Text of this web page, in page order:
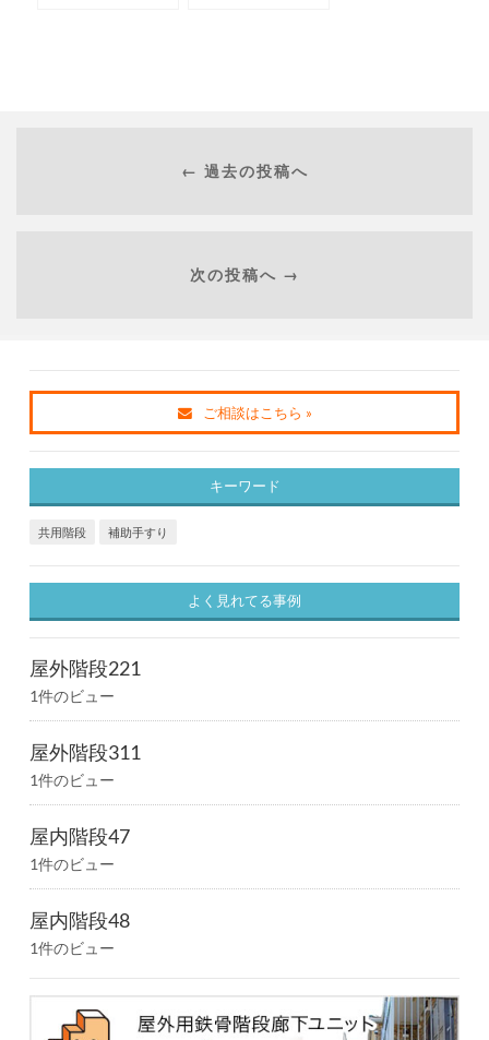
← 過去の投稿へ
次の投稿へ →
ご相談はこちら »
キーワード
共用階段 補助手すり
よく見れてる事例
屋外階段221
1件のビュー
屋外階段311
1件のビュー
屋内階段47
1件のビュー
屋内階段48
1件のビュー